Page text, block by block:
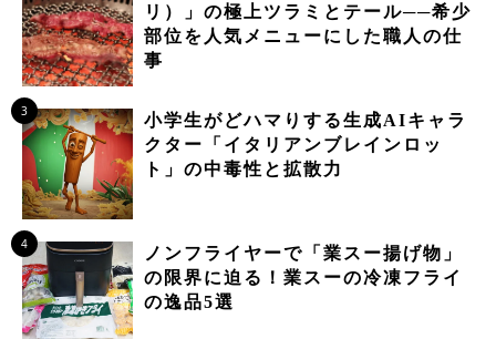
リ）」の極上ツラミとテール──希少
部位を人気メニューにした職人の仕
事
3
小学生がどハマりする生成AIキャラ
クター「イタリアンブレインロッ
ト」の中毒性と拡散力
4
ノンフライヤーで「業スー揚げ物」
の限界に迫る！業スーの冷凍フライ
の逸品5選